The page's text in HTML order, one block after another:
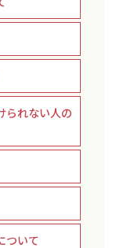
られない人の
ついて